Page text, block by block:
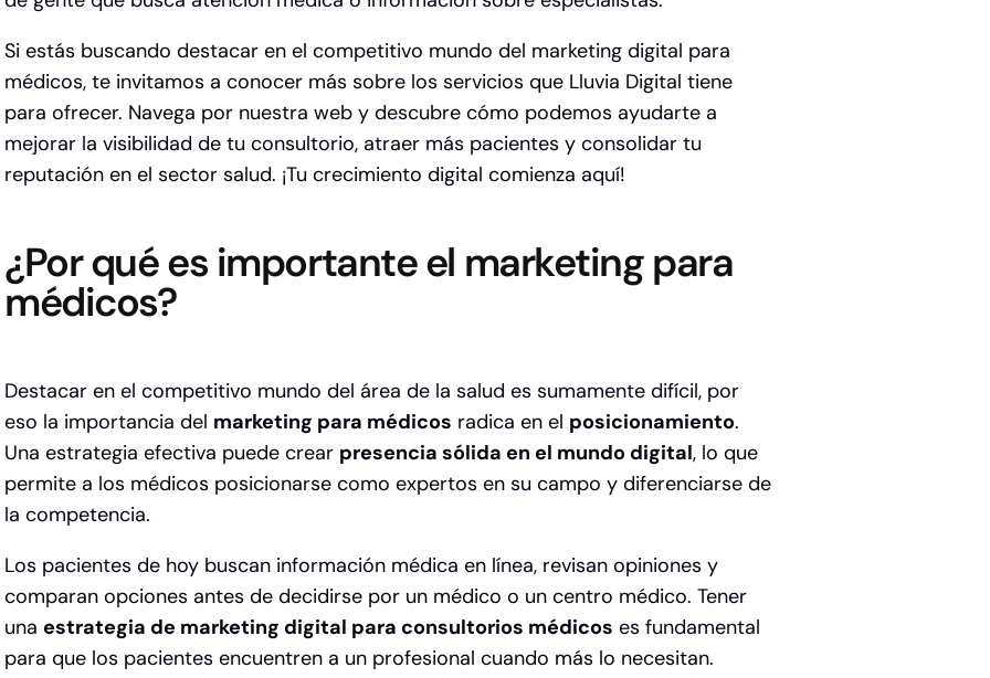
Si estás buscando destacar en el competitivo mundo del marketing digital para
médicos, te invitamos a conocer más sobre los servicios que Lluvia Digital tiene
para ofrecer. Navega por nuestra web y descubre cómo podemos ayudarte a
mejorar la visibilidad de tu consultorio, atraer más pacientes y consolidar tu
reputación en el sector salud. ¡Tu crecimiento digital comienza aquí!
¿Por qué es importante el marketing para
médicos?
Destacar en el competitivo mundo del área de la salud es sumamente difícil, por
eso la importancia del marketing para médicos radica en el posicionamiento.
Una estrategia efectiva puede crear presencia sólida en el mundo digital, lo que
permite a los médicos posicionarse como expertos en su campo y diferenciarse de
la competencia.
Los pacientes de hoy buscan información médica en línea, revisan opiniones y
comparan opciones antes de decidirse por un médico o un centro médico. Tener
una estrategia de marketing digital para consultorios médicos es fundamental
para que los pacientes encuentren a un profesional cuando más lo necesitan.